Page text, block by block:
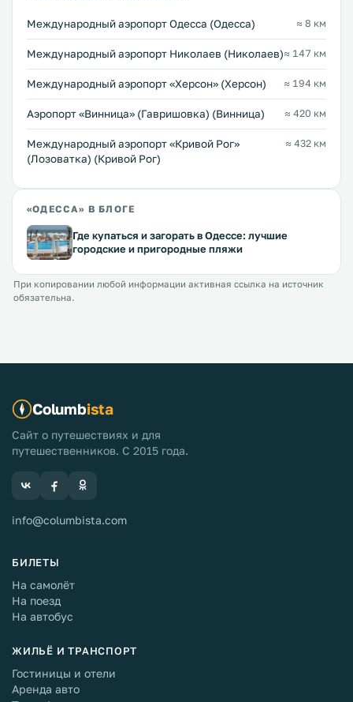
Международный аэропорт Одесса (Одесса) ≈ 8 км
Международный аэропорт Николаев (Николаев)≈ 147 км
Международный аэропорт «Херсон» (Херсон) ≈ 194 км
Аэропорт «Винница» (Гавришовка) (Винница) ≈ 420 км
Международный аэропорт «Кривой Рог»
(Лозоватка) (Кривой Рог)
≈ 432 км
«ОДЕССА» В БЛОГЕ
Где купаться и загорать в Одессе: лучшие
городские и пригородные пляжи
При копировании любой информации активная ссылка на источник
обязательна.
Columbista
Сайт о путешествиях и для
путешественников. С 2015 года.
info@columbista.com
БИЛЕТЫ
На самолёт
На поезд
На автобус
ЖИЛЬЁ И ТРАНСПОРТ
Гостиницы и отели
Аренда авто